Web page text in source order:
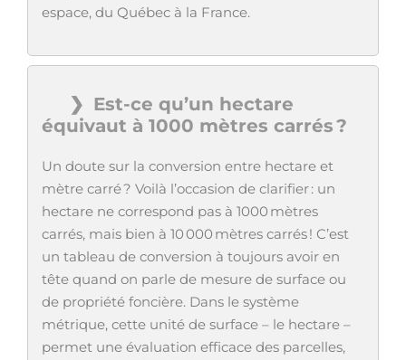
espace, du Québec à la France.
Est-ce qu’un hectare
équivaut à 1000 mètres carrés ?
Un doute sur la conversion entre hectare et
mètre carré ? Voilà l’occasion de clarifier : un
hectare ne correspond pas à 1000 mètres
carrés, mais bien à 10 000 mètres carrés ! C’est
un tableau de conversion à toujours avoir en
tête quand on parle de mesure de surface ou
de propriété foncière. Dans le système
métrique, cette unité de surface – le hectare –
permet une évaluation efficace des parcelles,